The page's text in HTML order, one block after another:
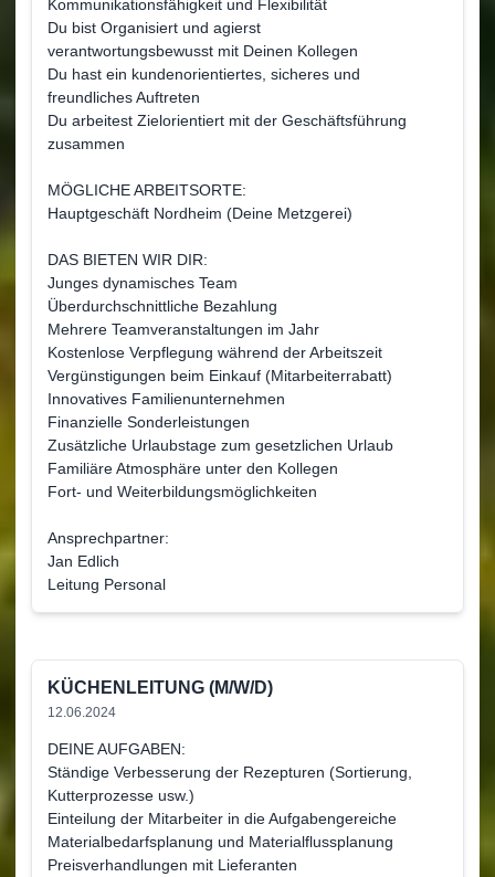
Kommunikationsfähigkeit und Flexibilität
Du bist Organisiert und agierst
verantwortungsbewusst mit Deinen Kollegen
Du hast ein kundenorientiertes, sicheres und
freundliches Auftreten
Du arbeitest Zielorientiert mit der Geschäftsführung
zusammen
MÖGLICHE ARBEITSORTE:
Hauptgeschäft Nordheim (Deine Metzgerei)
DAS BIETEN WIR DIR:
Junges dynamisches Team
Überdurchschnittliche Bezahlung
Mehrere Teamveranstaltungen im Jahr
Kostenlose Verpflegung während der Arbeitszeit
Vergünstigungen beim Einkauf (Mitarbeiterrabatt)
Innovatives Familienunternehmen
Finanzielle Sonderleistungen
Zusätzliche Urlaubstage zum gesetzlichen Urlaub
Familiäre Atmosphäre unter den Kollegen
Fort- und Weiterbildungsmöglichkeiten
Ansprechpartner:
Jan Edlich
Leitung Personal
KÜCHENLEITUNG (M/W/D)
12.06.2024
DEINE AUFGABEN:
Ständige Verbesserung der Rezepturen (Sortierung,
Kutterprozesse usw.)
Einteilung der Mitarbeiter in die Aufgabengereiche
Materialbedarfsplanung und Materialflussplanung
Preisverhandlungen mit Lieferanten